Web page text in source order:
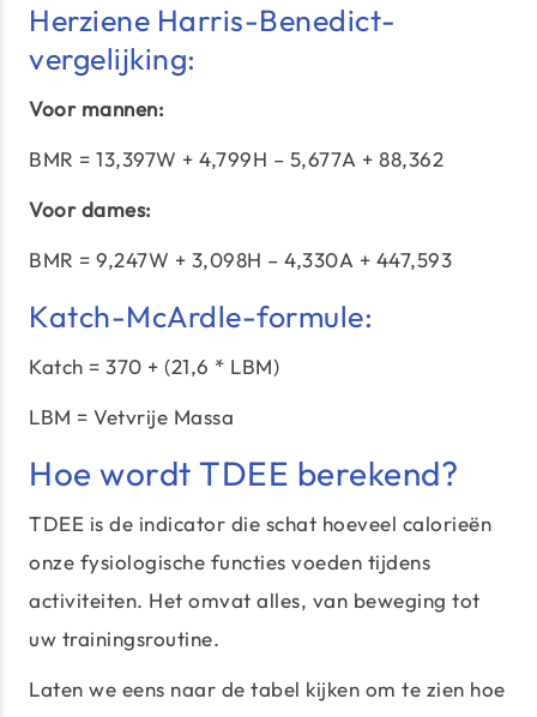
Herziene Harris-Benedict-
vergelijking:
Voor mannen:
BMR = 13,397W + 4,799H – 5,677A + 88,362
Voor dames:
BMR = 9,247W + 3,098H – 4,330A + 447,593
Katch-McArdle-formule:
Katch = 370 + (21,6 * LBM)
LBM = Vetvrije Massa
Hoe wordt TDEE berekend?
TDEE is de indicator die schat hoeveel calorieën
onze fysiologische functies voeden tijdens
activiteiten. Het omvat alles, van beweging tot
uw trainingsroutine.
Laten we eens naar de tabel kijken om te zien hoe